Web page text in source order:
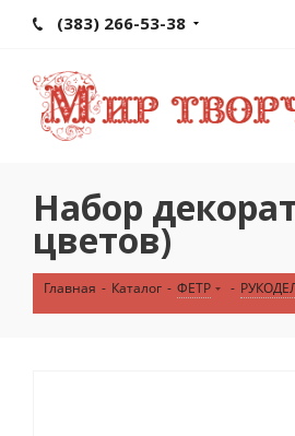
(383) 266-53-38
Набор
цветов)
Главная - Каталог - ФЕТР -